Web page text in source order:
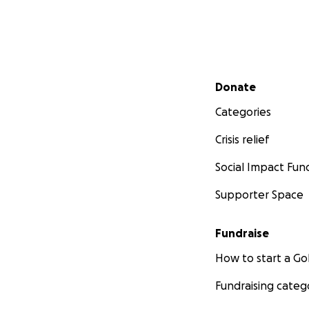
Secondary menu
Donate
Categories
Crisis relief
Social Impact
Supporter Space
Fundraise
How to start a
Fundraising